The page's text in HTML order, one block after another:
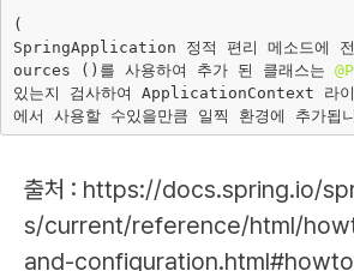
(
SpringApplication 정적 편리 메소드에
ources ()를 사용하여 추가 된 클래스는
있는지 검사하여 ApplicationContext 라이
출처 : https://docs.spring.io/
s/current/reference/html/
and-